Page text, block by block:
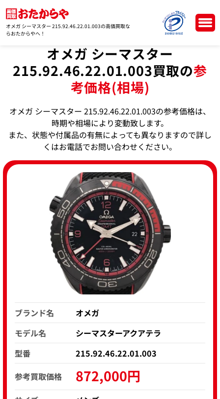
オメガ シーマスター 215.92.46.22.01.003の高価買取な
らおたからやへ！
オメガ シーマスター
215.92.46.22.01.003買取の参
考価格(相場)
オメガ シーマスター 215.92.46.22.01.003の参考価格は、
時期や相場により変動致します。
また、状態や付属品の有無によっても異なりますので詳し
くはお電話でお問い合わせください。
ブランド名
オメガ
モデル名
シーマスターアクアテラ
型番
215.92.46.22.01.003
参考買取価格
872,000円